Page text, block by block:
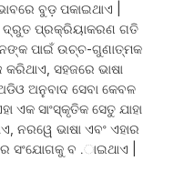
ବୁଡ଼ ପକାଇଥାଏ |
ଦ୍ରୁତ ପ୍ରକ୍ରିୟାକରଣ ଗତି
ପାଇଁ ଉଚ୍ଚ-ଗୁଣାତ୍ମକ
ସହଜରେ ଭାଷା
ଅନୁବାଦ ସେବା କେବଳ
ଏକ ସାଂସ୍କୃତିକ ସେତୁ ଯାହା
ନରୱେ ଭାଷା ଏବଂ ଏହାର
ସଂଯୋଗକୁ ବ .ାଇଥାଏ |